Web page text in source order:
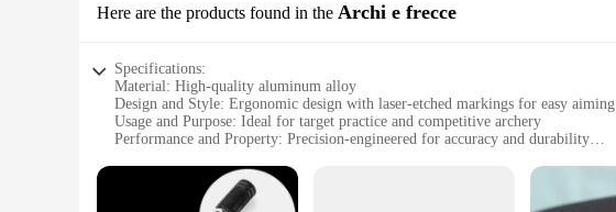
Here are the products found in the Archi e frecce
Specifications:
Material: High-quality aluminum alloy
Design and Style: Ergonomic design with laser-etched markings for easy aiming
Usage and Purpose: Ideal for target practice and competitive archery
Performance and Property: Precision-engineered for accuracy and durability
Applicable People: Suitable for both beginners and seasoned archers